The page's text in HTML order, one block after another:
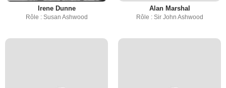
Irene Dunne
Rôle : Susan Ashwood
Alan Marshal
Rôle : Sir John Ashwood